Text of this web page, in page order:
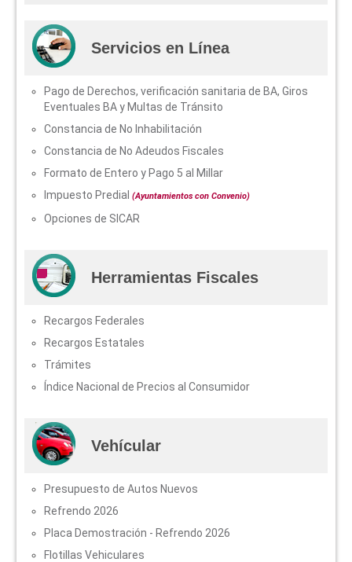
Servicios en Línea
Pago de Derechos, verificación sanitaria de BA, Giros
Eventuales BA y Multas de Tránsito
Constancia de No Inhabilitación
Constancia de No Adeudos Fiscales
Formato de Entero y Pago 5 al Millar
Impuesto Predial (Ayuntamientos con Convenio)
Opciones de SICAR
Herramientas Fiscales
Recargos Federales
Recargos Estatales
Trámites
Índice Nacional de Precios al Consumidor
Vehícular
Presupuesto de Autos Nuevos
Refrendo 2026
Placa Demostración - Refrendo 2026
Flotillas Vehiculares